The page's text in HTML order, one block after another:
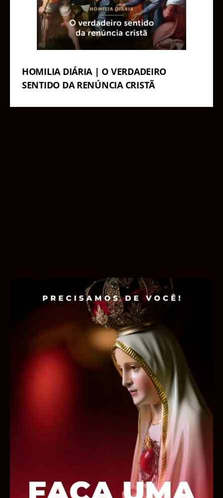
HOMILIA DIÁRIA | O VERDADEIRO
SENTIDO DA RENÚNCIA CRISTÃ